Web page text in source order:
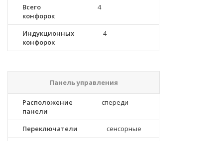
Всего
конфорок
4
Индукционных
конфорок
4
Панель управления
Расположение
панели
спереди
Переключатели
сенсорные